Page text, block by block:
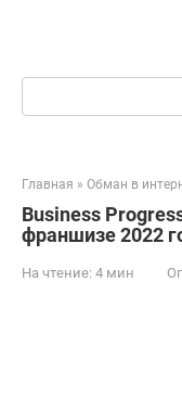
Поиск:
Главная » Обман в
Business
франшизе 2022
На чтение: 4 мин